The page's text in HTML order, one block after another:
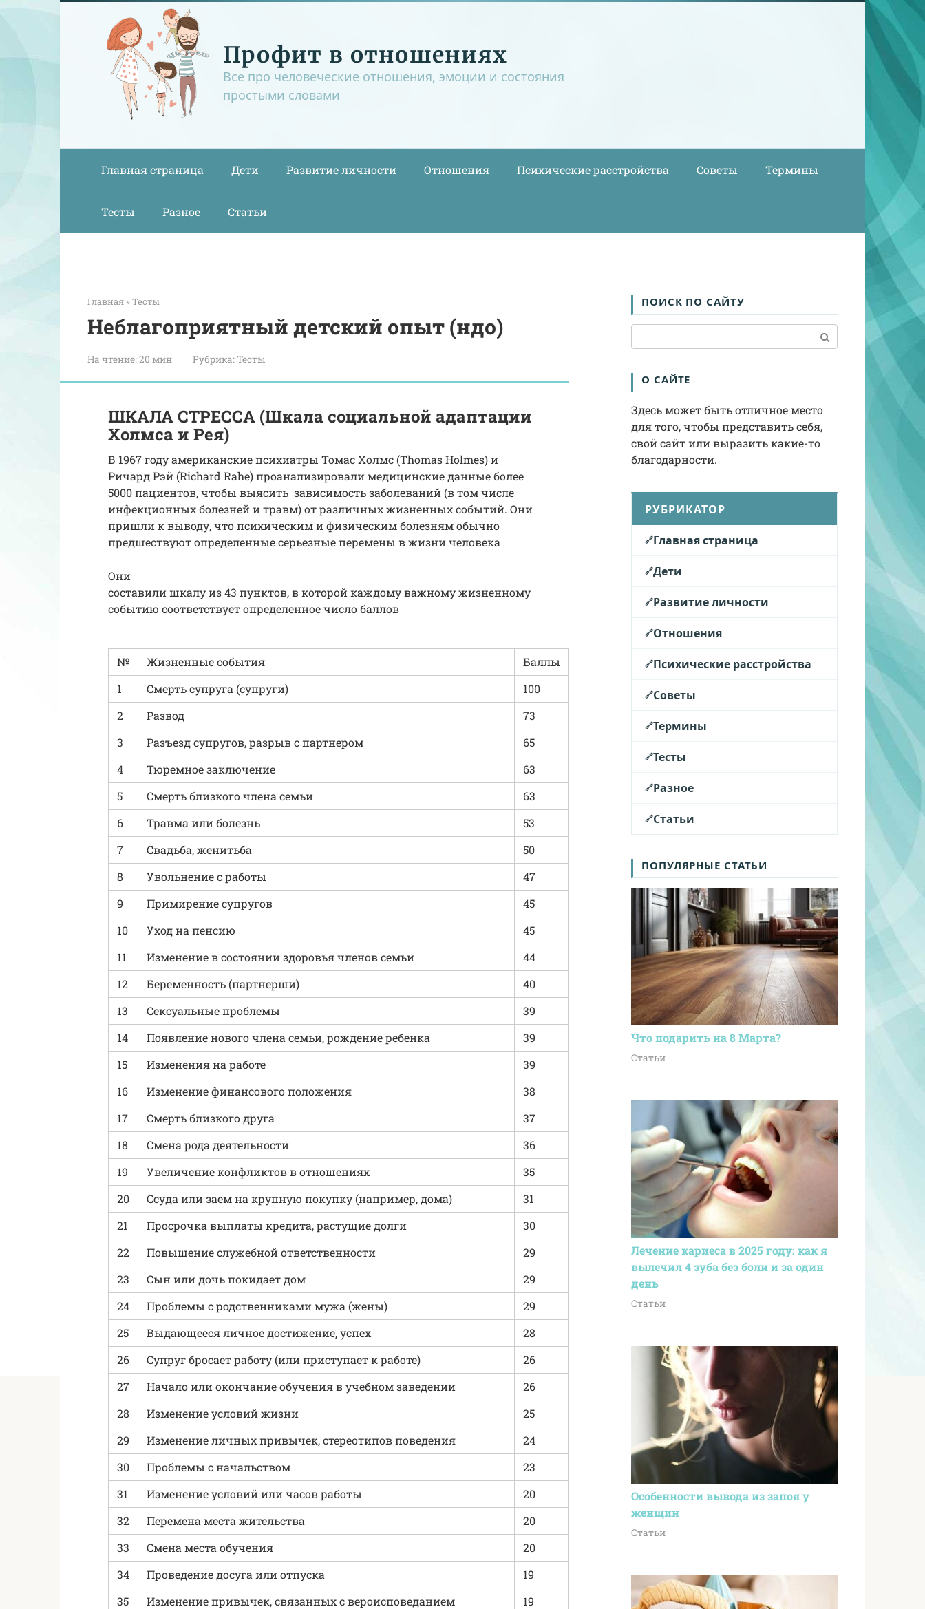
Перейти
Профит в отношениях
Все про человеческие отношения, эмоции и состояния
простыми словами
Главная страница Дети Развитие личности Отношения Психические расстройства Советы Термины
Тесты Разное Статьи
Главная »Тесты
Неблагоприятный детский опыт (ндо)
На чтение:20 мин Рубрика:Тесты
ШКАЛА СТРЕССА (Шкала социальной адаптации
Холмса и Рея)
В 1967 году американские психиатры Томас Холмс (Thomas Holmes) и
Ричард Рэй (Richard Rahe) проанализировали медицинские данные более
5000 пациентов, чтобы выясить зависимость заболеваний (в том числе
инфекционных болезней и травм) от различных жизненных событий. Они
пришли к выводу, что психическим и физическим болезням обычно
предшествуют определенные серьезные перемены в жизни человека
Они
составили шкалу из 43 пунктов, в которой каждому важному жизненному
событию соответствует определенное число баллов
№ Жизненные события
Баллы
1
Смерть супруга (супруги)
100
2
Развод
73
3
Разъезд супругов, разрыв с партнером
65
4
Тюремное заключение
63
5
Смерть близкого члена семьи
63
6
Травма или болезнь
53
7
Свадьба, женитьба
50
8
Увольнение с работы
47
9
Примирение супругов
45
10
Уход на пенсию
45
11
Изменение в состоянии здоровья членов семьи
44
12
Беременность (партнерши)
40
13
Сексуальные проблемы
39
14
Появление нового члена семьи, рождение ребенка
39
15
Изменения на работе
39
16
Изменение финансового положения
38
17
Смерть близкого друга
37
18
Смена рода деятельности
36
19
Увеличение конфликтов в отношениях
35
20
Ссуда или заем на крупную покупку (например, дома)
31
21
Просрочка выплаты кредита, растущие долги
30
22
Повышение служебной ответственности
29
23
Сын или дочь покидает дом
29
24
Проблемы с родственниками мужа (жены)
29
25
Выдающееся личное достижение, успех
28
26
Супруг бросает работу (или приступает к работе)
26
27
Начало или окончание обучения в учебном заведении
26
28
Изменение условий жизни
25
29
Изменение личных привычек, стереотипов поведения
24
30
Проблемы с начальством
23
31
Изменение условий или часов работы
20
32
Перемена места жительства
20
33
Смена места обучения
20
34
Проведение досуга или отпуска
19
35
Изменение привычек, связанных с вероисповеданием
19
ПОИСК ПО САЙТУ
О САЙТЕ
Здесь может быть отличное место
для того, чтобы представить себя,
свой сайт или выразить какие-то
благодарности.
РУБРИКАТОР
Главная страница
Дети
Развитие личности
Отношения
Психические расстройства
Советы
Термины
Тесты
Разное
Статьи
ПОПУЛЯРНЫЕ СТАТЬИ
Что подарить на 8 Марта?
Статьи
Лечение кариеса в 2025 году: как я
вылечил 4 зуба без боли и за один
день
Статьи
Особенности вывода из запоя у
женщин
Статьи